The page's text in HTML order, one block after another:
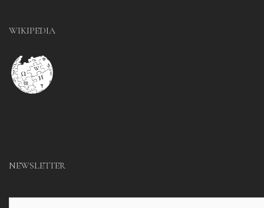
WIKIPEDIA
NEWSLETTER